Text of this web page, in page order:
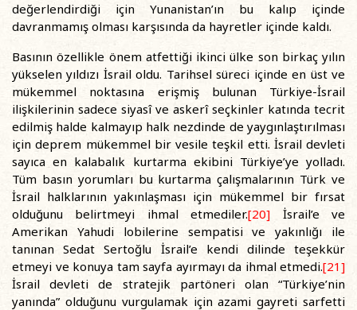
değerlendirdiği için Yunanistan’ın bu kalıp içinde
davranmamış olması karşısında da hayretler içinde kaldı.
Basının özellikle önem atfettiği ikinci ülke son birkaç yılın
yükselen yıldızı İsrail oldu. Tarihsel süreci içinde en üst ve
mükemmel noktasına erişmiş bulunan Türkiye-İsrail
ilişkilerinin sadece siyasî ve askerî seçkinler katında tecrit
edilmiş halde kalmayıp halk nezdinde de yaygınlaştırılması
için deprem mükemmel bir vesile teşkil etti. İsrail devleti
sayıca en kalabalık kurtarma ekibini Türkiye’ye yolladı.
Tüm basın yorumları bu kurtarma çalışmalarının Türk ve
İsrail halklarının yakınlaşması için mükemmel bir fırsat
olduğunu belirtmeyi ihmal etmediler.[20] İsrail’e ve
Amerikan Yahudi lobilerine sempatisi ve yakınlığı ile
tanınan Sedat Sertoğlu İsrail’e kendi dilinde teşekkür
etmeyi ve konuya tam sayfa ayırmayı da ihmal etmedi.[21]
İsrail devleti de stratejik partöneri olan “Türkiye’nin
yanında” olduğunu vurgulamak için azami gayreti sarfetti